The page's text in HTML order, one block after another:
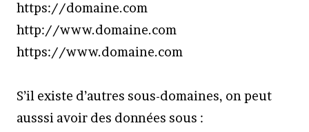
https://domaine.com
http://www.domaine.com
https://www.domaine.com
S’il existe d’autres sous-domaines, on peut
ausssi avoir des données sous :